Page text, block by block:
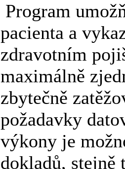
Program
pacienta a
zdravotním
maximálně
zbytečně
požadavky
výkony je
dokladů, stejně